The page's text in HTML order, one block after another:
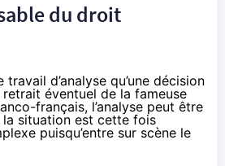
du droit
travail d’analyse qu’une décision
éventuel de la fameuse
français, l’analyse peut être
la situation est cette fois
puisqu’entre sur scène le